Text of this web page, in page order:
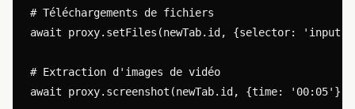
# Téléchargements de fichiers
await proxy.setFiles(newTab.id, {selector:
# Extraction d'images de vidéo